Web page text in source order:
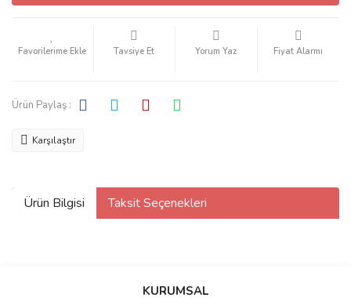
Tavsiye Et Yorum Yaz Fiyat Alarmı
Ürün Paylaş :
Karşılaştır
Ürün Bilgisi Taksit Seçenekleri
KURUMSAL